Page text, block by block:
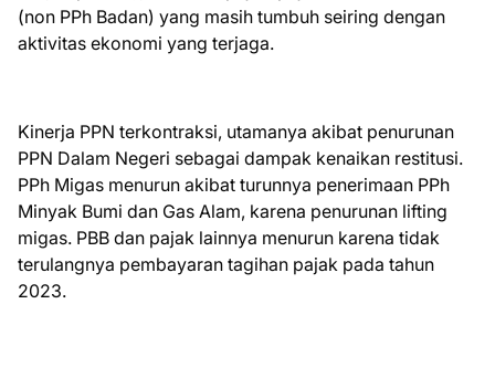
(non PPh Badan) yang masih tumbuh seiring dengan
aktivitas ekonomi yang terjaga.
Kinerja PPN terkontraksi, utamanya akibat penurunan
PPN Dalam Negeri sebagai dampak kenaikan restitusi.
PPh Migas menurun akibat turunnya penerimaan PPh
Minyak Bumi dan Gas Alam, karena penurunan lifting
migas. PBB dan pajak lainnya menurun karena tidak
terulangnya pembayaran tagihan pajak pada tahun
2023.